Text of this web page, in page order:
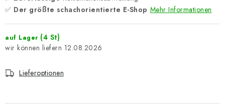
✅ Der größte schachorientierte E-Shop Mehr Informationen
auf Lager (4 St)
12.08.2026
Lieferoptionen